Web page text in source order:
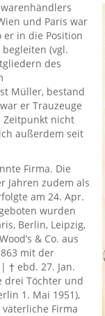
und Paris war
er in die Position
(vgl.
des
Müller, bestand
er Trauzeuge
Zeitpunkt nicht
außerdem seit
Firma. Die
Jahren zudem als
am 24. Apr.
wurden
Berlin, Leipzig,
& Co. aus
mit der
† ebd. 27. Jan.
drei Töchter und
1. Mai 1951),
Firma